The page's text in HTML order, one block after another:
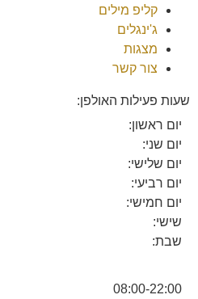
קליפ מילים
ג'ינגלים
מצגות
צור קשר
שעות פעילות האולפן:
יום ראשון:
יום שני:
יום שלישי:
יום רביעי:
יום חמישי:
שישי:
שבת:
08:00-22:00